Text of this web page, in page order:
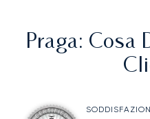
Praga: Cosa